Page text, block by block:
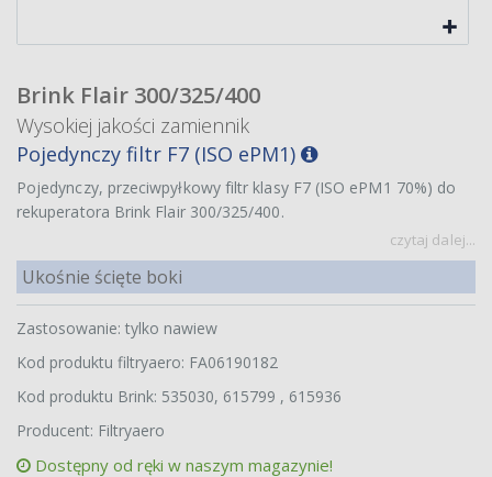
Brink Flair 300/325/400
Wysokiej jakości zamiennik
Pojedynczy filtr F7 (ISO ePM1)
Pojedynczy, przeciwpyłkowy filtr klasy F7 (ISO ePM1 70%) do
rekuperatora Brink Flair 300/325/400.
czytaj dalej...
Ukośnie ścięte boki
Zastosowanie: tylko nawiew
Kod produktu filtryaero: FA06190182
Kod produktu Brink: 535030, 615799 , 615936
Producent: Filtryaero
Dostępny od ręki w naszym magazynie!